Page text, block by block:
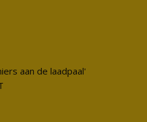
aan de laadpaal'